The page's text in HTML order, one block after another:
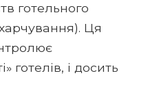
готельного
Ця
готелів, і досить